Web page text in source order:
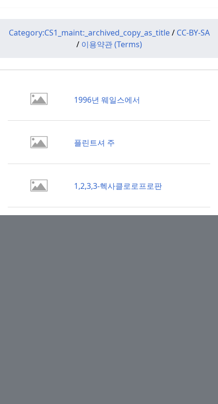
Category:CS1_maint:_archived_copy_as_title/ CC-BY-SA
/ 이용약관 (Terms)
1996년 웨일스에서
플린트셔 주
1,2,3,3-헥사클로로프로판